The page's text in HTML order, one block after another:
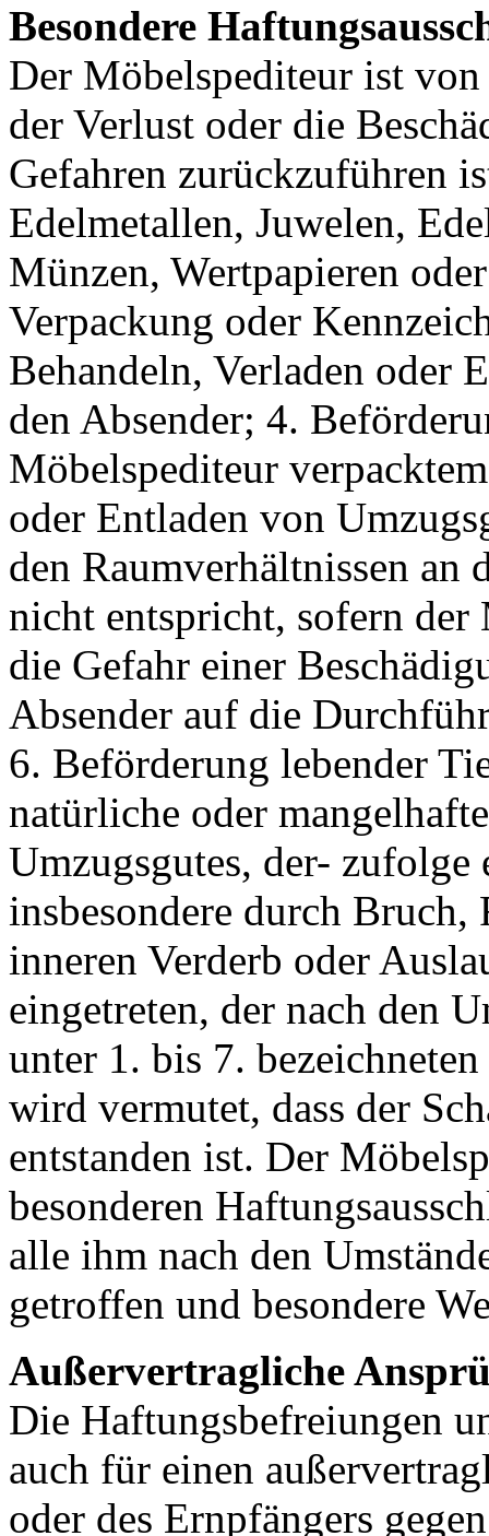
Besondere
Der Möbelspediteur ist
der Verlust oder die
Gefahren zurückzuführen
Edelmetallen, Juwelen,
Münzen, Wertpapieren
Verpackung oder
Behandeln, Verladen oder
den Absender; 4.
Möbelspediteur
oder Entladen von
den Raumverhältnissen an
nicht entspricht, sofern der
die Gefahr einer
Absender auf die
6. Beförderung lebender
natürliche oder
Umzugsgutes, der- zufolge
insbesondere durch
inneren Verderb oder
eingetreten, der nach den
unter 1. bis 7.
wird vermutet, dass der
entstanden ist. Der
besonderen
alle ihm nach den
getroffen und besondere
Außervertragliche
Die Haftungsbefreiungen
auch für einen
oder des Ernpfängers